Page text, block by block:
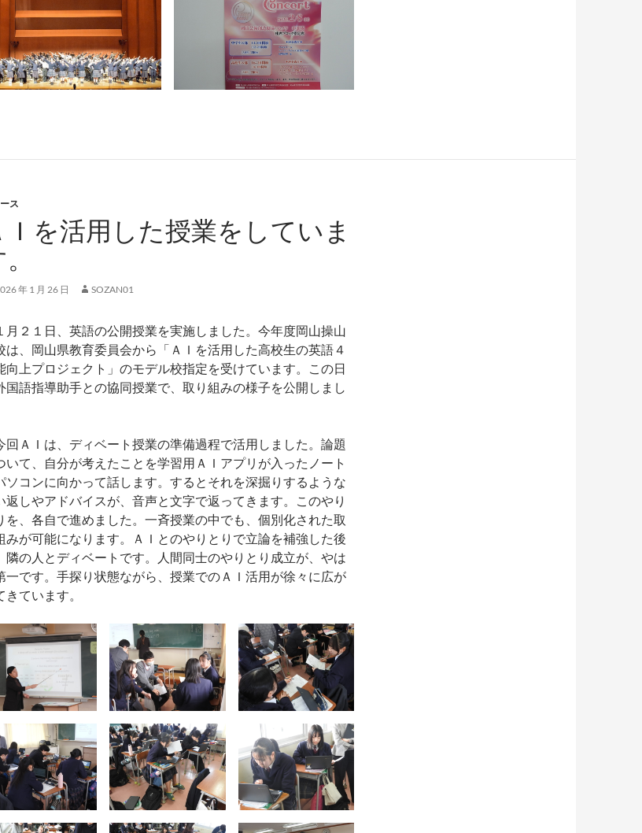
ス
Ｉを活用した授業をしていま
年 1 月 26 日 SOZAN01
２１日、英語の公開授業を実施しました。今年度岡山操山
は、岡山県教育委員会から「ＡＩを活用した高校生の英語４
向上プロジェクト」のモデル校指定を受けています。この日
国語指導助手との協同授業で、取り組みの様子を公開しまし
ＡＩは、ディベート授業の準備過程で活用しました。論題
いて、自分が考えたことを学習用ＡＩアプリが入ったノート
ソコンに向かって話します。するとそれを深掘りするような
返しやアドバイスが、音声と文字で返ってきます。このやり
を、各自で進めました。一斉授業の中でも、個別化された取
みが可能になります。ＡＩとのやりとりで立論を補強した後
隣の人とディベートです。人間同士のやりとり成立が、やは
一です。手探り状態ながら、授業でのＡＩ活用が徐々に広が
きています。